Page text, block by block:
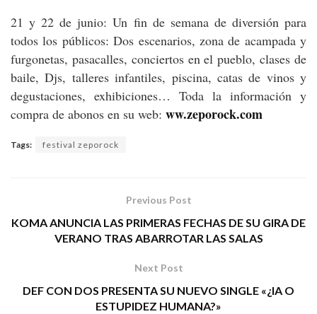
21 y 22 de junio: Un fin de semana de diversión para
todos los públicos: Dos escenarios, zona de acampada y
furgonetas, pasacalles, conciertos en el pueblo, clases de
baile, Djs, talleres infantiles, piscina, catas de vinos y
degustaciones, exhibiciones… Toda la información y
compra de abonos en su web: ww.zeporock.com
Tags: festival zeporock
Previous Post
KOMA ANUNCIA LAS PRIMERAS FECHAS DE SU GIRA DE
VERANO TRAS ABARROTAR LAS SALAS
Next Post
DEF CON DOS PRESENTA SU NUEVO SINGLE «¿IA O
ESTUPIDEZ HUMANA?»